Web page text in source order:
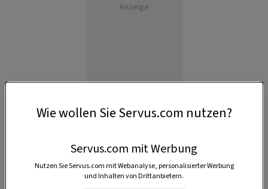
Anzeige
Wie wollen Sie Servus.com nutzen?
Servus.com mit Werbung
Nutzen Sie Servus.com mit Webanalyse, personalisierter Werbung
und Inhalten von Drittanbietern.